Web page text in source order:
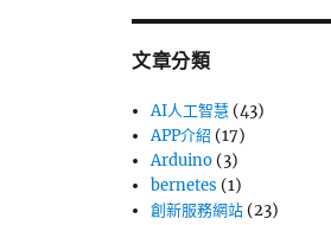
文章分類
AI人工智慧 (43)
APP介紹 (17)
Arduino (3)
bernetes (1)
創新服務網站 (23)